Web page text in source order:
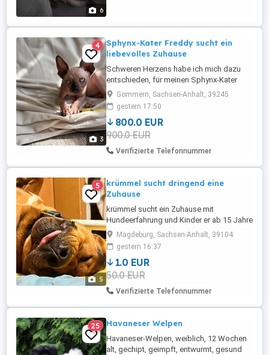
6
3
4
Sphynx-Kater Freddy sucht ein
liebevolles Zuhause
Schweren Herzens habe ich mich dazu
entschieden, für meinen Sphynx-Kater
Freddy ein neues Zuhause zu suchen.
Diese Entscheidung fällt mir alles andere
als leicht, deshalb ist es mir besonders
wichtig, dass er nur in die allerbesten
Hände kommt. Freddy ist 1 Jahr alt
(geboren am 04.08.), geimpft, aber ...
Gommern, Sachsen-Anhalt, 39245
gestern 17:50
800.0 EUR
900.0 EUR
Verifizierte Telefonnummer
5
5
krümmel sucht dringend eine
Zuhause
krümmel sucht ein Zuhause mit
Hundeerfahrung und Kinder er ab 15 Jahre
und Menschen mit viel Kraft wegen
Änderung der Lebensumstände kann sie
ihn nicht mehr gerecht werden
Magdeburg, Sachsen-Anhalt, 39104
gestern 16:37
1.0 EUR
50.0 EUR
Verifizierte Telefonnummer
25 Havaneser Welpen
Havaneser-Welpen, weiblich, 12 Wochen
alt, gechipt, geimpft, entwurmt, gesund